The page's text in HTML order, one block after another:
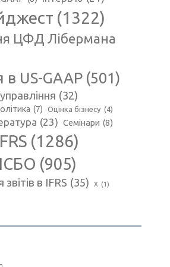
(1322)
ЦФД Лібермана
в US-GAAP (501)
(32)
(7) Оцінка бізнесу (4)
(23) Семінари (8)
(1286)
(905)
в IFRS (35) Х (1)